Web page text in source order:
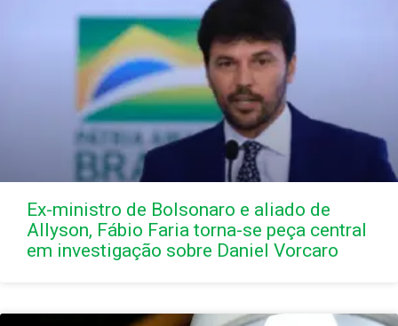
Ex-ministro de Bolsonaro e aliado de
Allyson, Fábio Faria torna-se peça central
em investigação sobre Daniel Vorcaro